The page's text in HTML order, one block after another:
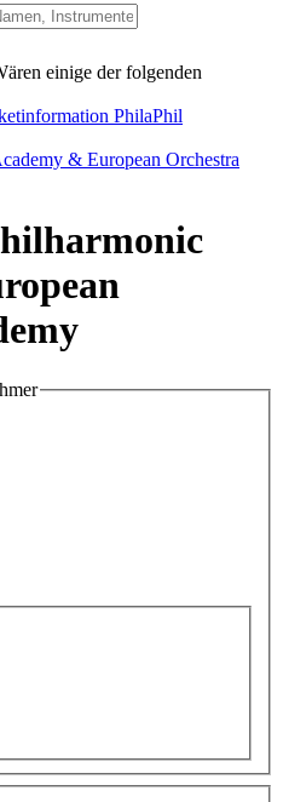
einige der folgenden
PhilaPhil
& European Orchestra